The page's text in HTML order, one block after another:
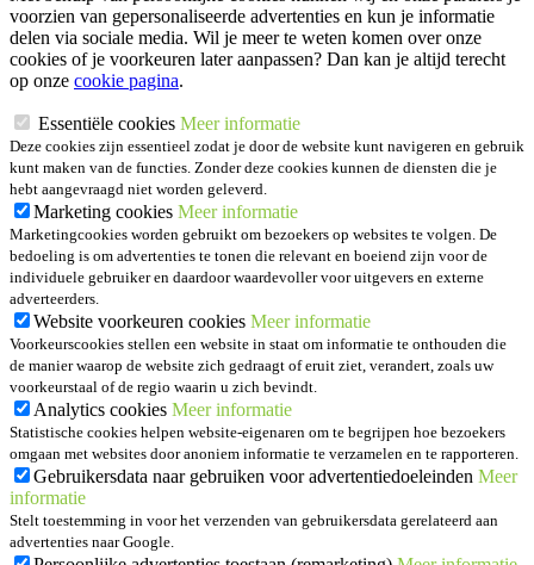
voorzien van gepersonaliseerde advertenties en kun je informatie
delen via sociale media. Wil je meer te weten komen over onze
cookies of je voorkeuren later aanpassen? Dan kan je altijd terecht
op onze cookie pagina.
Essentiële cookies Meer informatie
Deze cookies zijn essentieel zodat je door de website kunt navigeren en gebruik
kunt maken van de functies. Zonder deze cookies kunnen de diensten die je
hebt aangevraagd niet worden geleverd.
Marketing cookies Meer informatie
Marketingcookies worden gebruikt om bezoekers op websites te volgen. De
bedoeling is om advertenties te tonen die relevant en boeiend zijn voor de
individuele gebruiker en daardoor waardevoller voor uitgevers en externe
adverteerders.
Website voorkeuren cookies Meer informatie
Voorkeurscookies stellen een website in staat om informatie te onthouden die
de manier waarop de website zich gedraagt of eruit ziet, verandert, zoals uw
voorkeurstaal of de regio waarin u zich bevindt.
Analytics cookies Meer informatie
Statistische cookies helpen website-eigenaren om te begrijpen hoe bezoekers
omgaan met websites door anoniem informatie te verzamelen en te rapporteren.
Gebruikersdata naar gebruiken voor advertentiedoeleinden Meer
informatie
Stelt toestemming in voor het verzenden van gebruikersdata gerelateerd aan
advertenties naar Google.